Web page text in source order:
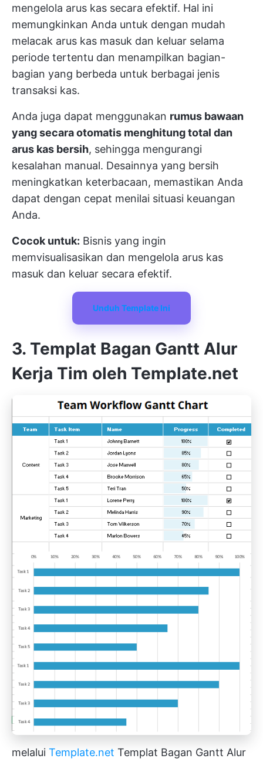
mengelola arus kas secara efektif. Hal ini
memungkinkan Anda untuk dengan mudah
melacak arus kas masuk dan keluar selama
periode tertentu dan menampilkan bagian-
bagian yang berbeda untuk berbagai jenis
transaksi kas.
Anda juga dapat menggunakan rumus bawaan
yang secara otomatis menghitung total dan
arus kas bersih, sehingga mengurangi
kesalahan manual. Desainnya yang bersih
meningkatkan keterbacaan, memastikan Anda
dapat dengan cepat menilai situasi keuangan
Anda.
Cocok untuk: Bisnis yang ingin
memvisualisasikan dan mengelola arus kas
masuk dan keluar secara efektif.
Unduh Template Ini
3. Templat Bagan Gantt Alur
Kerja Tim oleh Template.net
melalui Template.net Templat Bagan Gantt Alur